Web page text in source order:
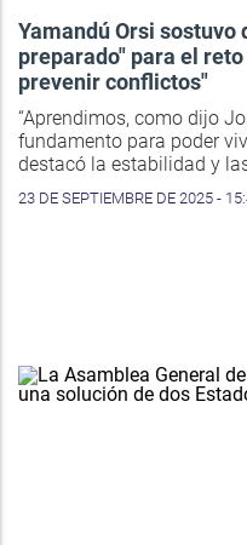
Yamandú Orsi sostuvo
preparado" para el
prevenir conflictos"
“Aprendimos, como dijo
fundamento para poder
destacó la estabilidad y
23 DE SEPTIEMBRE DE 2025 -